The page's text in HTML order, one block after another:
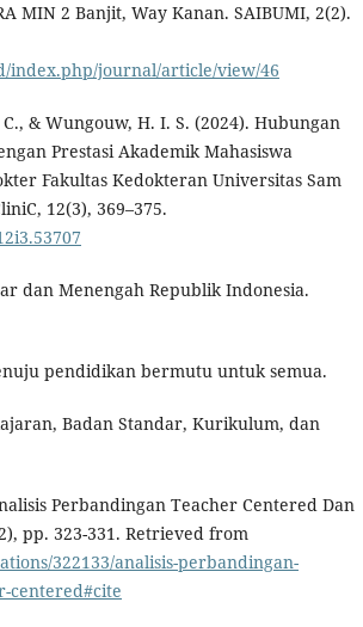
MIN 2 Banjit, Way Kanan. SAIBUMI, 2(2).
index.php/journal/article/view/46
& Wungouw, H. I. S. (2024). Hubungan
Prestasi Akademik Mahasiswa
Fakultas Kedokteran Universitas Sam
12(3), 369–375.
dan Menengah Republik Indonesia.
pendidikan bermutu untuk semua.
Badan Standar, Kurikulum, dan
Perbandingan Teacher Centered Dan
pp. 323-331. Retrieved from
322133/analisis-perbandingan-
centered#cite